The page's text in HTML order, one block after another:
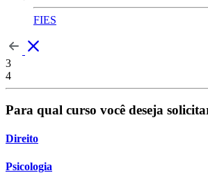
FIES
3
4
Para qual curso você deseja
Direito
Psicologia